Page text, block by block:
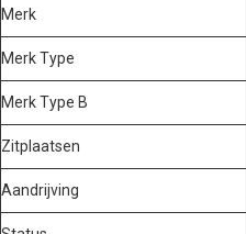
Merk
Merk Type
Merk Type B
Zitplaatsen
Aandrijving